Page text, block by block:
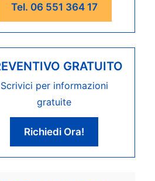
Tel. 06 551 364 17
GRATUITO
Scrivici per informazioni
gratuite
Richiedi Ora!